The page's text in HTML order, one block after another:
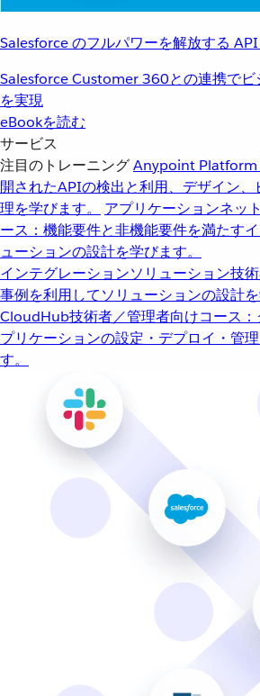
Salesforce のフルパワーを解放する
Salesforce Customer 360との連携でビ
を実現
eBookを読む
サービス
注目のトレーニングAnypoint Platform
開されたAPIの検出と利用、デザイン
理を学びます。
アプリケーションネッ
ース：機能要件と非機能要件を満たす
ューションの設計を学びます。
インテグレーションソリューション技
事例を利用してソリューションの設計を
CloudHub技術者／管理者向けコース
プリケーションの設定・デプロイ・管
す。